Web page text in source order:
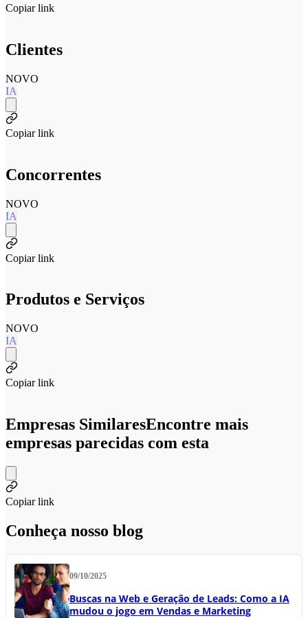
Copiar link
Clientes
NOVO
IA
Copiar link
Concorrentes
NOVO
IA
Copiar link
Produtos e Serviços
NOVO
IA
Copiar link
Empresas SimilaresEncontre mais
empresas parecidas com esta
Copiar link
Conheça nosso blog
09/10/2025
Buscas na Web e Geração de Leads: Como a IA
mudou o jogo em Vendas e Marketing